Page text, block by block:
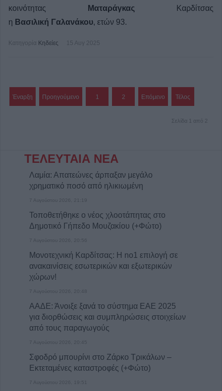
κοινότητας
Ματαράγκας
Καρδίτσας
η Βασιλική Γαλανάκου, ετών 93.
Κατηγορία Κηδείες 15 Αυγ 2025
Έναρξη Προηγούμενο 1 2 Επόμενο Τέλος
Σελίδα 1 από 2
ΤΕΛΕΥΤΑΙΑ ΝΕΑ
Λαμία: Απατεώνες άρπαξαν μεγάλο
χρηματικό ποσό από ηλικιωμένη
7 Αυγούστου 2026, 21:19
Τοποθετήθηκε ο νέος χλοοτάπητας στο
Δημοτικό Γήπεδο Μουζακίου (+Φώτο)
7 Αυγούστου 2026, 20:56
Μονοτεχνική Καρδίτσας: Η no1 επιλογή σε
ανακαινίσεις εσωτερικών και εξωτερικών
χώρων!
7 Αυγούστου 2026, 20:48
ΑΑΔΕ: Άνοιξε ξανά το σύστημα ΕΑΕ 2025
για διορθώσεις και συμπληρώσεις στοιχείων
από τους παραγωγούς
7 Αυγούστου 2026, 20:45
Σφοδρό μπουρίνι στο Ζάρκο Τρικάλων –
Εκτεταμένες καταστροφές (+Φώτο)
7 Αυγούστου 2026, 19:51